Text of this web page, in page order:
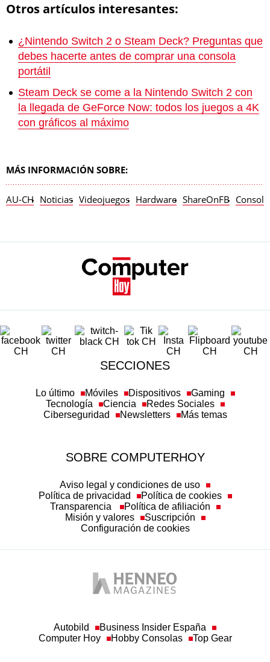
Otros artículos interesantes:
¿Nintendo Switch 2 o Steam Deck? Preguntas que
debes hacerte antes de comprar una consola
portátil
Steam Deck se come a la Nintendo Switch 2 con
la llegada de GeForce Now: todos los juegos a 4K
con gráficos al máximo
MÁS INFORMACIÓN SOBRE:
AU-CH Noticias Videojuegos Hardware ShareOnFB
SECCIONES
Lo último Móviles Dispositivos
Gaming
Tecnología
Ciencia
Redes Sociales
Ciberseguridad
Newsletters Más temas
SOBRE COMPUTERHOY
Aviso legal y condiciones de uso
Política de privacidad
Política de cookies
Transparencia
Política de afiliación
Misión y valores
Suscripción
Configuración de cookies
Autobild
Business Insider España
Computer Hoy
Hobby Consolas Top Gear